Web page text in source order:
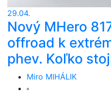
29.04.
Nový MHero
offroad k
phev. Koľko
Miro MIHÁLIK